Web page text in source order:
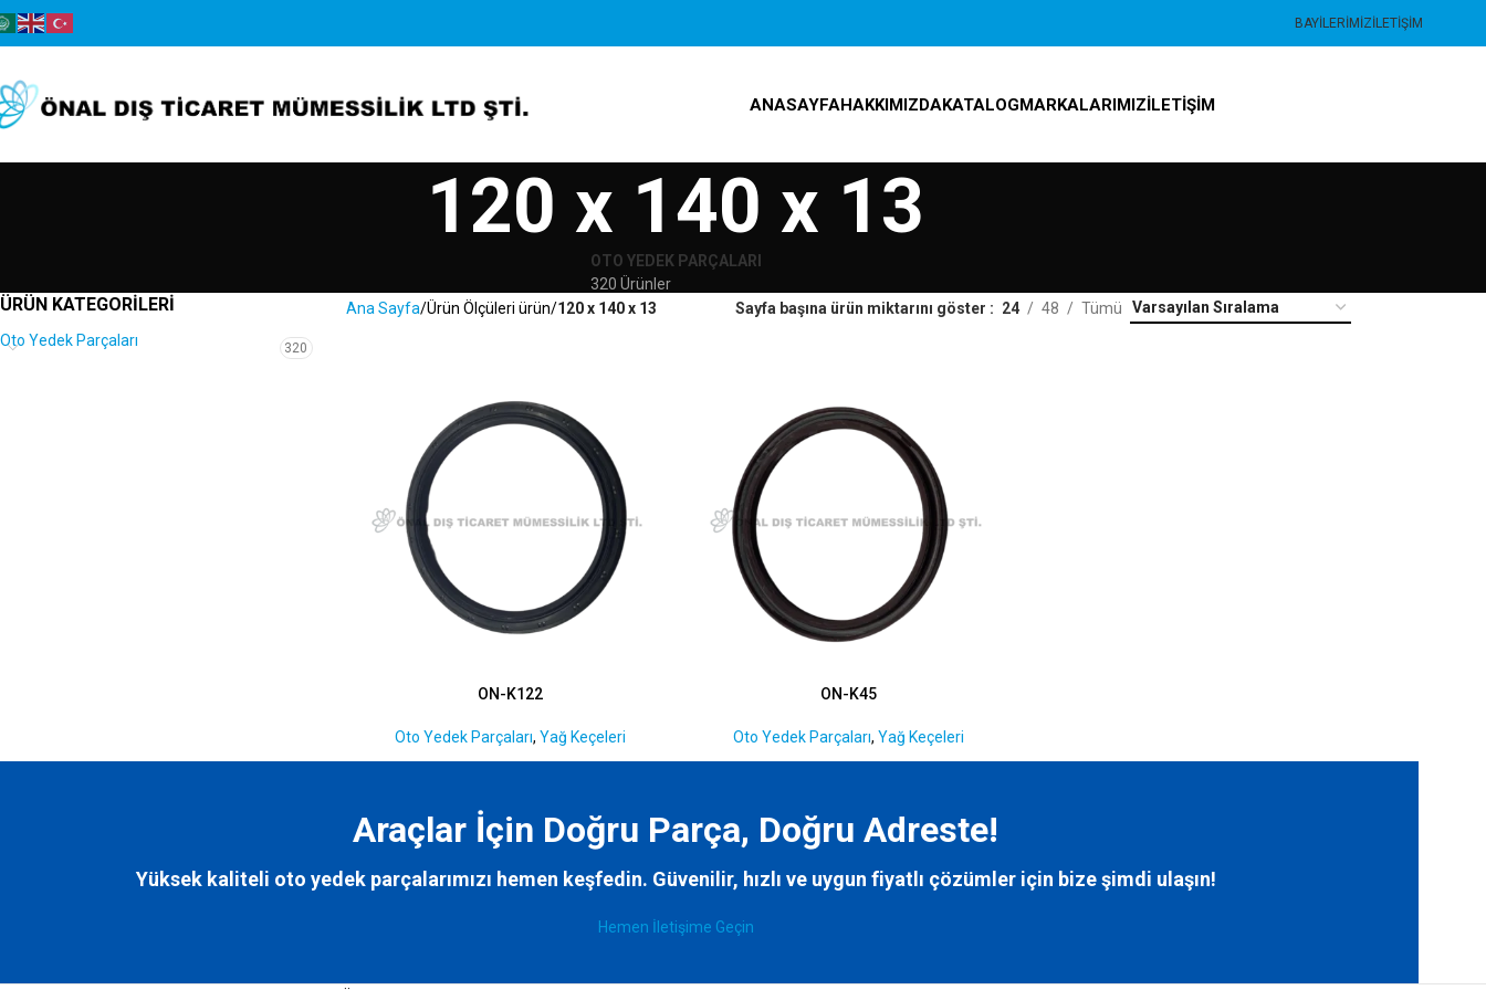
BAYILERIMIZİLETIŞIM
ANASAYFAHAKKIMIZDAKATALOGMARKALARIMIZİLETIŞIM
120 x 140 x 13
OTO YEDEK PARÇALARI
320 Ürünler
ÜRÜN KATEGORILERI
Oto Yedek Parçaları 320
Ana Sayfa Ürün Ölçüleri ürün 120 x 140 x 13 Sayfa başına ürün miktarını göster 24 48 Tümü
ON-K122
Oto Yedek Parçaları, Yağ Keçeleri
ON-K45
Oto Yedek Parçaları, Yağ Keçeleri
Araçlar İçin Doğru Parça, Doğru Adreste!
Yüksek kaliteli oto yedek parçalarımızı hemen keşfedin. Güvenilir, hızlı ve uygun fiyatlı çözümler için bizeşimdi ulaşın!
Hemen İletişime Geçin